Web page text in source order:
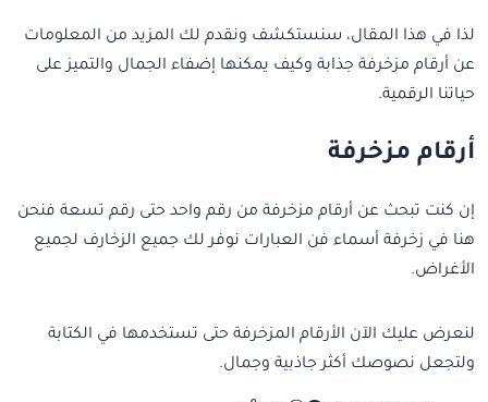
لذا في هذا المقال، سنستكشف ونقدم لك المزيد من المعلومات
عن أرقام مزخرفة جذابة وكيف يمكنها إضفاء الجمال والتميز على
حياتنا الرقمية.
أرقام مزخرفة
إن كنت تبحث عن أرقام مزخرفة من رقم واحد حتى رقم تسعة فنحن
هنا في زخرفة أسماء فن العبارات نوفر لك جميع الزخارف لجميع
الأغراض.
لنعرض عليك الآن الأرقام المزخرفة حتى تستخدمها في الكتابة
ولتجعل نصوصك أكثر جاذبية وجمال.